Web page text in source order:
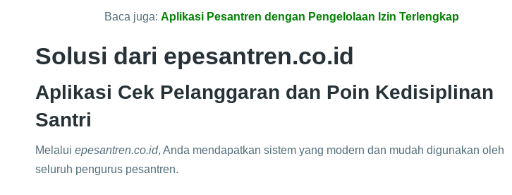
Baca juga:Aplikasi Pesantren dengan Pengelolaan Izin Terlengkap
Solusi dari epesantren.co.id
Aplikasi Cek Pelanggaran dan Poin Kedisiplinan
Santri
Melalui epesantren.co.id, Anda mendapatkan sistem yang modern dan mudah digunakan oleh
seluruh pengurus pesantren.